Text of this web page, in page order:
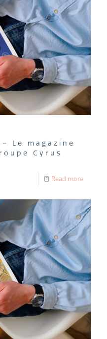
Le magazine
Cyrus
Read more